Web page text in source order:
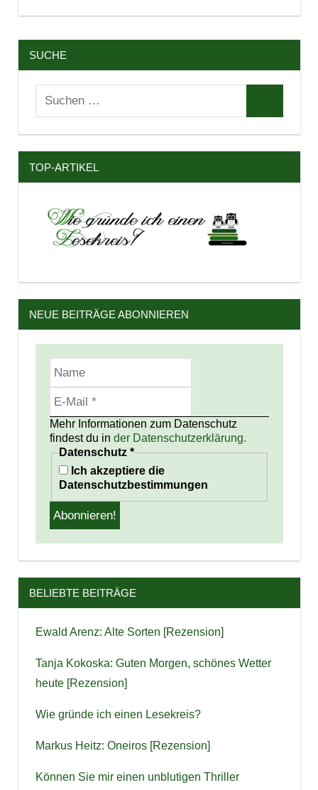
SUCHE
Suchen
TOP-ARTIKEL
NEUE BEITRÄGE ABONNIEREN
Mehr Informationen zum Datenschutz
findest du in der Datenschutzerklärung.
Datenschutz *
Ich akzeptiere die
Datenschutzbestimmungen
BELIEBTE BEITRÄGE
Ewald Arenz: Alte Sorten [Rezension]
Tanja Kokoska: Guten Morgen, schönes Wetter
heute [Rezension]
Wie gründe ich einen Lesekreis?
Markus Heitz: Oneiros [Rezension]
Können Sie mir einen unblutigen Thriller